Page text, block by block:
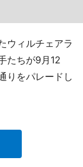
ウィルチェアラ
たちが9月12
りをパレードし